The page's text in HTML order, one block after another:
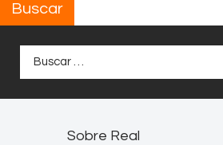
Buscar
Sobre Real